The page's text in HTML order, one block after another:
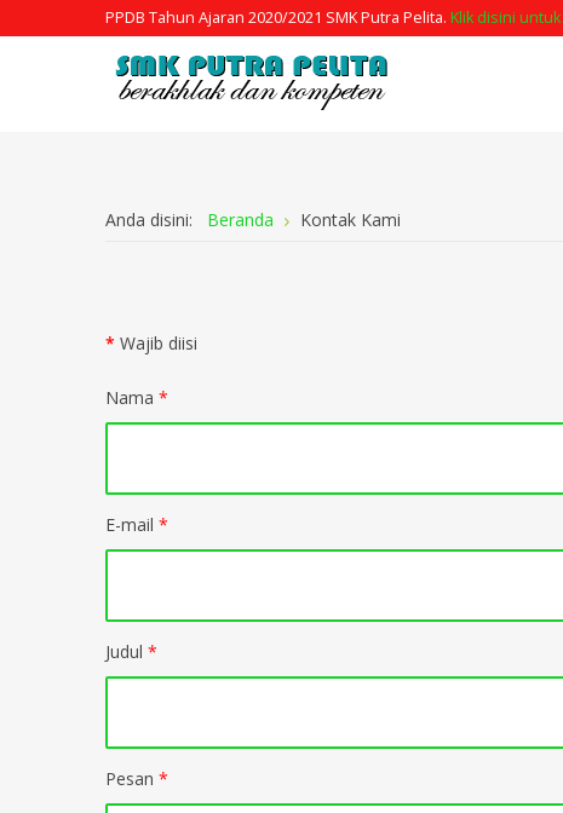
PPDB Tahun Ajaran 2020/2021 SMK Putra Pelita. Klik disini
Anda disini: Beranda Kontak Kami
* Wajib diisi
Nama *
E-mail *
Judul *
Pesan *